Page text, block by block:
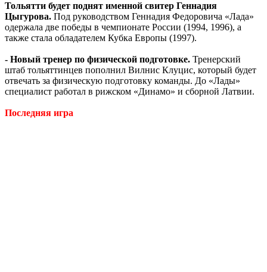
Тольятти будет поднят именной свитер Геннадия
Цыгурова. Под руководством Геннадия Федоровича «Лада»
одержала две победы в чемпионате России (1994, 1996), а
также стала обладателем Кубка Европы (1997).
- Новый тренер по физической подготовке. Тренерский
штаб тольяттинцев пополнил Вилнис Клуцис, который будет
отвечать за физическую подготовку команды. До «Лады»
специалист работал в рижском «Динамо» и сборной Латвии.
Последняя игра